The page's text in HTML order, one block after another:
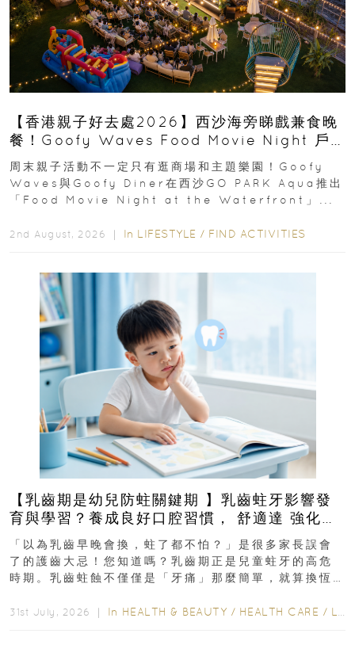
【香港親子好去處2026】西沙海旁睇戲兼食晚
餐！Goofy Waves Food Movie Night 戶
外影院逢週末登場
周末親子活動不一定只有逛商場和主題樂園！Goofy
Waves與Goofy Diner在西沙GO PARK Aqua推出
「Food Movie Night at the Waterfront」...
2nd August, 2026 ｜ In LIFESTYLE / FIND ACTIVITIES
【乳齒期是幼兒防蛀關鍵期 】乳齒蛀牙影響發
育與學習？養成良好口腔習慣， 舒適達 強化琺
瑯質 兒童牙膏防護指南
「以為乳齒早晚會換，蛀了都不怕？」是很多家長誤會
了的護齒大忌！您知道嗎？乳齒期正是兒童蛀牙的高危
時期。乳齒蛀蝕不僅僅是「牙痛」那麼簡單，就算換恆
31st July, 2026 ｜ In HEALTH & BEAUTY / HEALTH CARE / LIFESTYLE